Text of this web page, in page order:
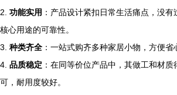
2. 功能实用 ：产品设计紧扣日常生活痛点，没
核心用途的可靠性。
3. 种类齐全 ：一站式购齐多种家居小物，方便省
4. 品质稳定 ：在同等价位产品中，其做工和材
可，耐用度较好。